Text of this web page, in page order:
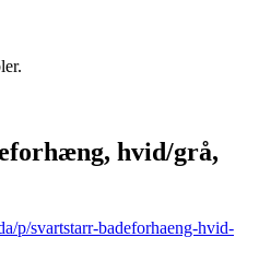
hvid/grå,
p/svartstarr-badeforhaeng-hvid-